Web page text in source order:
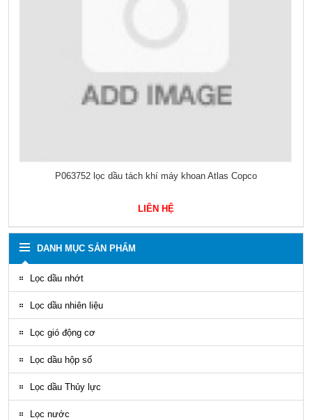
P063752 lọc dầu tách khí máy khoan Atlas Copco
LIÊN HỆ
DANH MỤC SẢN PHẨM
Lọc dầu nhớt
Lọc dầu nhiên liệu
Lọc gió động cơ
Lọc dầu hộp số
Lọc dầu Thủy lực
Lọc nước